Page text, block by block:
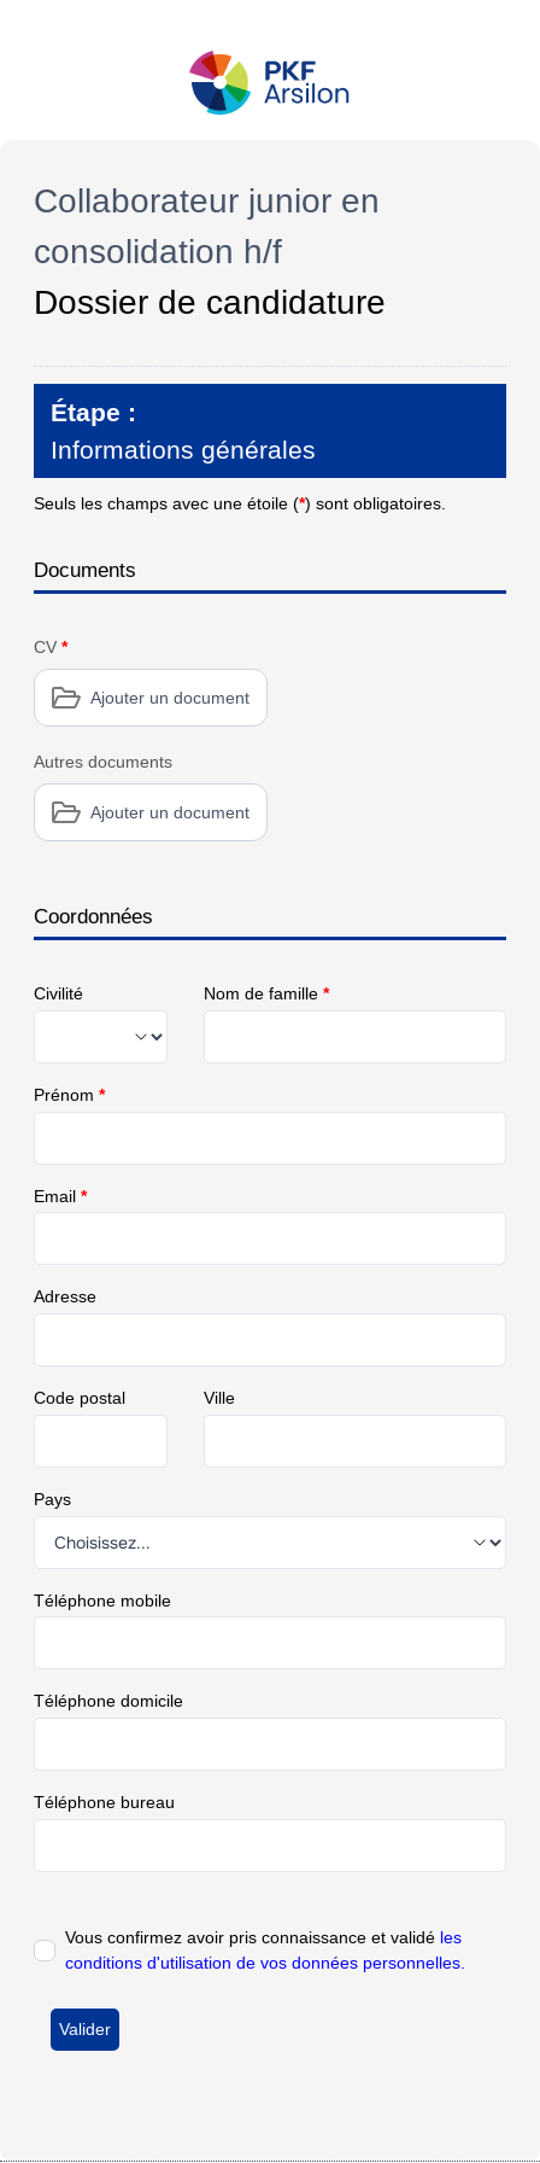
Collaborateur junior en
consolidation h/f
Dossier de candidature
Étape :
Informations générales
Seuls les champs avec une étoile (*) sont obligatoires.
Documents
CV *
Ajouter un document
Autres documents
Ajouter un document
Coordonnées
Civilité Nom de famille *
Prénom *
Email *
Adresse
Code postal Ville
Pays
Téléphone mobile
Téléphone domicile
Téléphone bureau
Vous confirmez avoir pris connaissance et validé les
conditions d'utilisation de vos données personnelles.